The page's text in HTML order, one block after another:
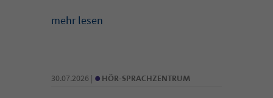
mehr lesen
30.07.2026 | • HÖR-SPRACHZENTRUM